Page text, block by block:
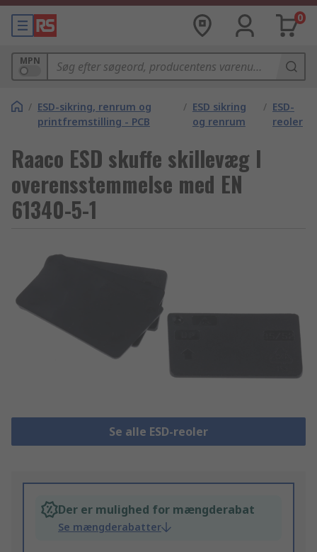
0
MPN
/ ESD-sikring, renrum og
printfremstilling - PCB
/ ESD sikring
og renrum
/ ESD-
reoler
Raaco ESD skuffe skillevæg I
overensstemmelse med EN
61340-5-1
Se alle ESD-reoler
Der er mulighed for mængderabat
Se mængderabatter